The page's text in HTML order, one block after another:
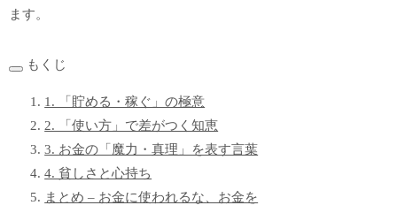
ます。
もくじ
1. 「貯める・稼ぐ」の極意
2. 「使い方」で差がつく知恵
3. お金の「魔力・真理」を表す言葉
4. 貧しさと心持ち
まとめ – お金に使われるな、お金を